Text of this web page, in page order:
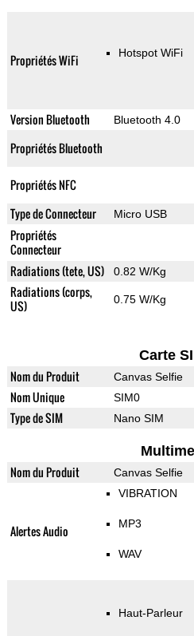
Propriétés WiFi Hotspot WiFi
Version Bluetooth Bluetooth 4.0
Propriétés Bluetooth
Propriétés NFC
Type de Connecteur Micro USB
Propriétés
Connecteur
Radiations (tete, US) 0.82 W/Kg
Radiations (corps,
US)
0.75 W/Kg
Carte
Nom du Produit Canvas Selfie
Nom Unique SIM0
Type de SIM Nano SIM
Nom du Produit Canvas Selfie
Alertes Audio
VIBRATION
MP3
WAV
Haut-Parleur